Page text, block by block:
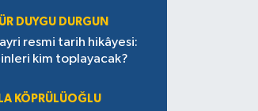
DUYGU DURGUN
resmi tarih hikâyesi:
kim toplayacak?
KÖPRÜLÜOĞLU